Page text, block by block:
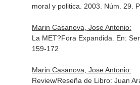
moral y politica . 2003. Núm. 29.
Marin Casanova, Jose Antonio:
La MET?Fora Expandida. En:
159-172
Marin Casanova, Jose Antonio:
Review/Reseña de Libro: Juan